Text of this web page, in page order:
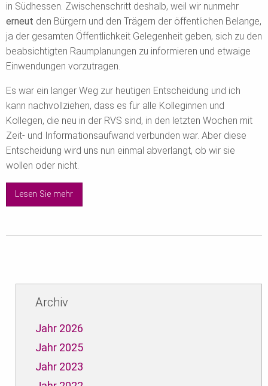
in Südhessen. Zwischenschritt deshalb, weil wir nunmehr
erneut den Bürgern und den Trägern der öffentlichen Belange,
ja der gesamten Öffentlichkeit Gelegenheit geben, sich zu den
beabsichtigten Raumplanungen zu informieren und etwaige
Einwendungen vorzutragen.
Es war ein langer Weg zur heutigen Entscheidung und ich
kann nachvollziehen, dass es für alle Kolleginnen und
Kollegen, die neu in der RVS sind, in den letzten Wochen mit
Zeit- und Informationsaufwand verbunden war. Aber diese
Entscheidung wird uns nun einmal abverlangt, ob wir sie
wollen oder nicht.
Lesen Sie mehr
Archiv
Jahr 2026
Jahr 2025
Jahr 2023